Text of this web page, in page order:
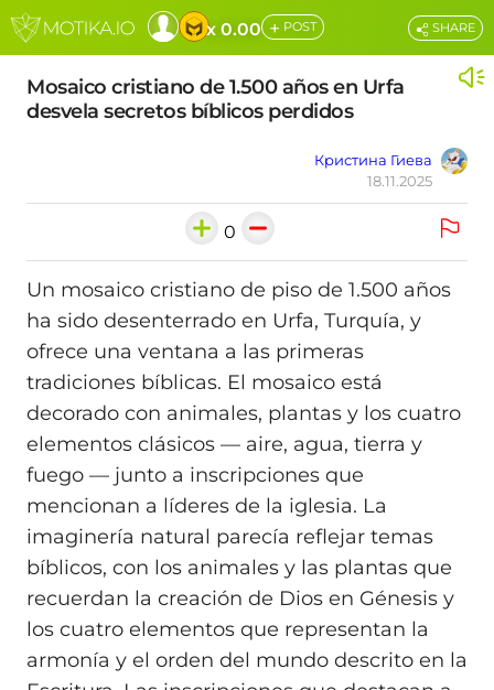
x 0.00 + POST
Mosaico cristiano de 1.500 años en Urfa
desvela secretos bíblicos perdidos
Кристина Гиева
18.11.2025
SHARE
0
Un mosaico cristiano de piso de 1.500 años
ha sido desenterrado en Urfa, Turquía, y
ofrece una ventana a las primeras
tradiciones bíblicas. El mosaico está
decorado con animales, plantas y los cuatro
elementos clásicos — aire, agua, tierra y
fuego — junto a inscripciones que
mencionan a líderes de la iglesia. La
imaginería natural parecía reflejar temas
bíblicos, con los animales y las plantas que
recuerdan la creación de Dios en Génesis y
los cuatro elementos que representan la
armonía y el orden del mundo descrito en la